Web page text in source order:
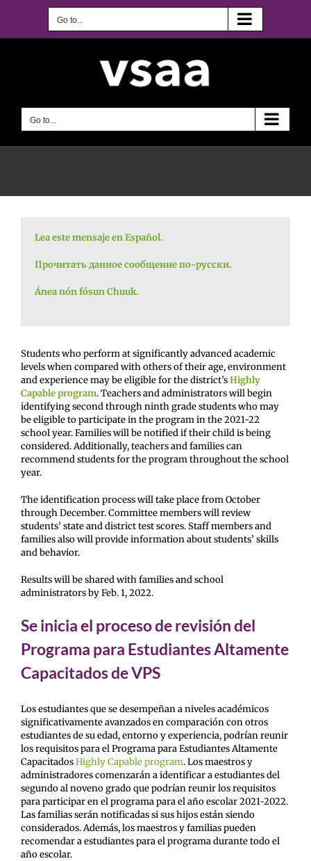
Go to...
Go to...
Lea este mensaje en Español.
Прочитать данное сообщение по-русски.
Ánea nón fósun Chuuk.
Students who perform at significantly advanced academic
levels when compared with others of their age, environment
and experience may be eligible for the district’sHighly
Capable program. Teachers and administrators will begin
identifying second through ninth grade students who may
be eligible to participate in the program in the 2021-22
school year. Families will be notified if their child is being
considered. Additionally, teachers and families can
recommend students for the program throughout the school
year.
The identification process will take place from October
through December. Committee members will review
students’ state and district test scores. Staff members and
families also will provide information about students’ skills
and behavior.
Results will be shared with families and school
administrators by Feb. 1, 2022.
Se inicia el proceso de revisión del
Programa para Estudiantes Altamente
Capacitados de VPS
Los estudiantes que se desempeñan a niveles académicos
significativamente avanzados en comparación con otros
estudiantes de su edad, entorno y experiencia, podrían reunir
los requisitos para el Programa para Estudiantes Altamente
CapacitadosHighly Capable program. Los maestros y
administradores comenzarán a identificar a estudiantes del
segundo al noveno grado que podrían reunir los requisitos
para participar en el programa para el año escolar 2021-2022.
Las familias serán notificadas si sus hijos están siendo
considerados. Además, los maestros y familias pueden
recomendar a estudiantes para el programa durante todo el
año escolar.